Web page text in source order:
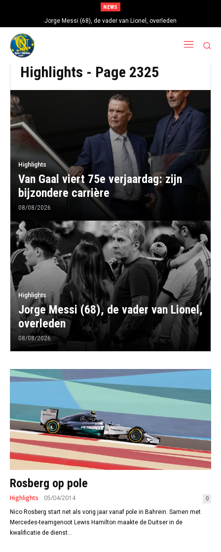
NEWS
Jorge Messi (68), de vader van Lionel, overleden
Highlights - Page 2325
Highlights
Van Gaal viert 75e verjaardag: zijn
bijzondere carrière
08/08/2026
Highlights
Jorge Messi (68), de vader van Lionel,
overleden
08/08/2026
Rosberg op pole
Highlights 05/04/2014 0
Nico Rosberg start net als vorig jaar vanaf pole in Bahrein. Samen met
Mercedes-teamgenoot Lewis Hamilton maakte de Duitser in de
kwalificatie de dienst...